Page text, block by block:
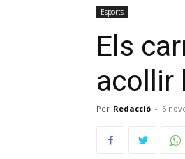
Esports
Els
acollir
Per Redacció - 5